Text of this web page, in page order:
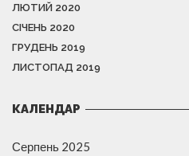
ЛЮТИЙ 2020
СІЧЕНЬ 2020
ГРУДЕНЬ 2019
ЛИСТОПАД 2019
КАЛЕНДАР
Серпень 2025